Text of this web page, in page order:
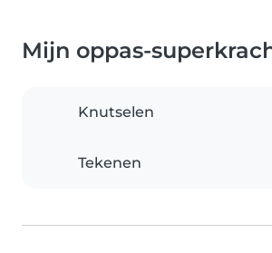
Mijn oppas-
Knutselen
Tekenen